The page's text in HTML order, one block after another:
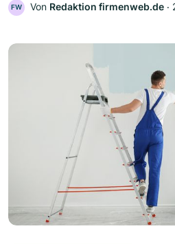
FW Von Redaktion firmenweb.de ‧